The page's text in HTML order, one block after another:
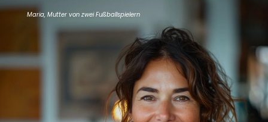
Maria, Mutter von zwei Fußballspielern